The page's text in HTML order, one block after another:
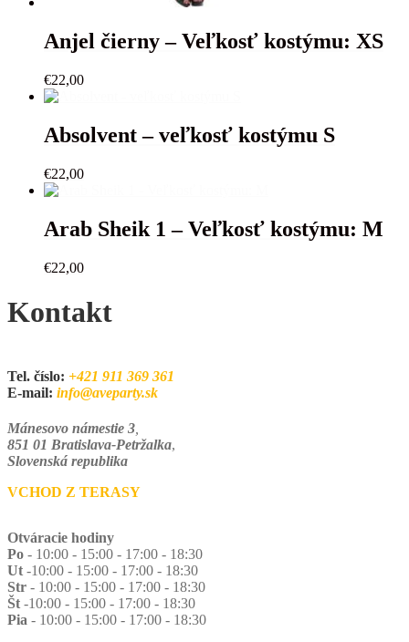
Anjel čierny – Veľkosť kostýmu: XS
€22,00
Absolvent – veľkosť kostýmu S
€22,00
Arab Sheik 1 – Veľkosť kostýmu: M
€22,00
Kontakt
Tel. číslo: +421 911 369 361
E-mail: info@aveparty.sk
Mánesovo námestie 3
851 01 Bratislava-Petržalka,
Slovenská republika
VCHOD Z TERASY
Otváracie hodiny
Po - 10:00 - 15:00 - 17:00 - 18:30
Ut -10:00 - 15:00 - 17:00 - 18:30
Str - 10:00 - 15:00 - 17:00 - 18:30
Št -10:00 - 15:00 - 17:00 - 18:30
Pia - 10:00 - 15:00 - 17:00 - 18:30